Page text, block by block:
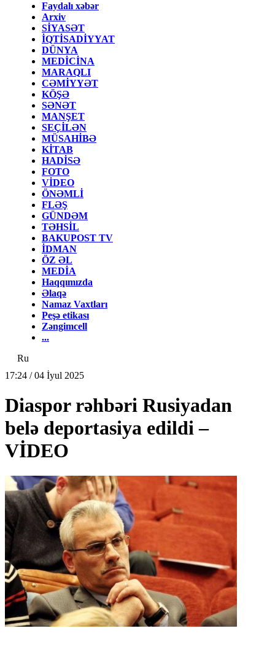
Faydalı xəbər
Arxiv
SİYASƏT
İQTİSADİYYAT
DÜNYA
MEDİCİNA
MARAQLI
CƏMİYYƏT
KÖŞƏ
SƏNƏT
MANŞET
SEÇİLƏN
MÜSAHİBƏ
KİTAB
HADİSƏ
FOTO
VİDEO
ÖNƏMLİ
FLƏŞ
GÜNDƏM
TƏHSİL
BAKUPOST TV
İDMAN
ÖZ ƏL
MEDİA
Haqqımızda
Əlaqə
Namaz Vaxtları
Peşə etikası
Zəngimcell
...
Ru
17:24 / 04 İyul 2025
Diaspor rəhbəri Rusiyadan
belə deportasiya edildi –
VİDEO